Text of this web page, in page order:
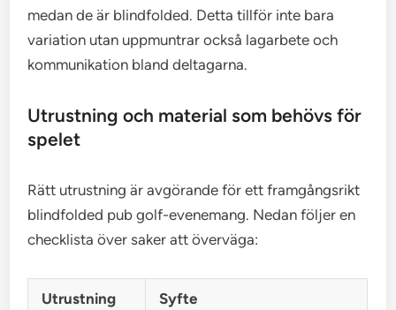
medan de är blindfolded. Detta tillför inte bara
variation utan uppmuntrar också lagarbete och
kommunikation bland deltagarna.
Utrustning och material som behövs för
spelet
Rätt utrustning är avgörande för ett framgångsrikt
blindfolded pub golf-evenemang. Nedan följer en
checklista över saker att överväga:
Utrustning Syfte